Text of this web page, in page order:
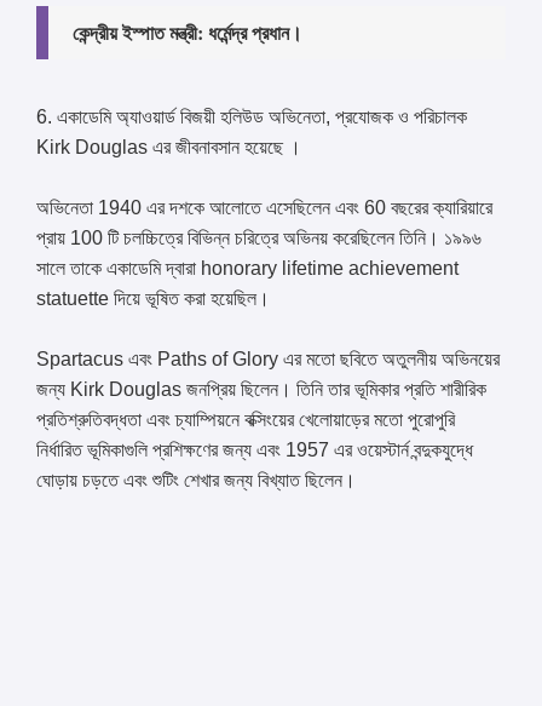
কেন্দ্রীয় ইস্পাত মন্ত্রী: ধর্মেন্দ্র প্রধান।
6. একাডেমি অ্যাওয়ার্ড বিজয়ী হলিউড অভিনেতা, প্রযোজক ও পরিচালক
Kirk Douglas এর জীবনাবসান হয়েছে ।
অভিনেতা 1940 এর দশকে আলোতে এসেছিলেন এবং 60 বছরের ক্যারিয়ারে
প্রায় 100 টি চলচ্চিত্রে বিভিন্ন চরিত্রে অভিনয় করেছিলেন তিনি। ১৯৯৬
সালে তাকে একাডেমি দ্বারা honorary lifetime achievement
statuette দিয়ে ভূষিত করা হয়েছিল।
Spartacus এবং Paths of Glory এর মতো ছবিতে অতুলনীয় অভিনয়ের
জন্য Kirk Douglas জনপ্রিয় ছিলেন। তিনি তার ভূমিকার প্রতি শারীরিক
প্রতিশ্রুতিবদ্ধতা এবং চ্যাম্পিয়নে বক্সিংয়ের খেলোয়াড়ের মতো পুরোপুরি
নির্ধারিত ভূমিকাগুলি প্রশিক্ষণের জন্য এবং 1957 এর ওয়েস্টার্ন বন্দুকযুদ্ধে
ঘোড়ায় চড়তে এবং শুটিং শেখার জন্য বিখ্যাত ছিলেন।